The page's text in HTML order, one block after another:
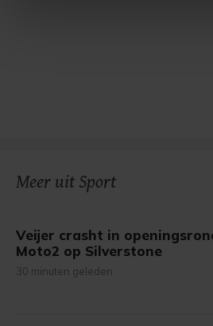
Meer uit Sport
Veijer crasht in
Moto2 op Silverstone
30 minuten geleden